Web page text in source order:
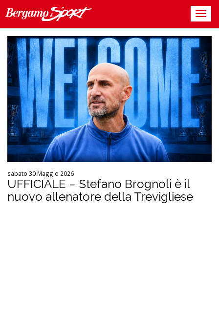
sabato 30 Maggio 2026
UFFICIALE – Stefano Brognoli è il
nuovo allenatore della Trevigliese